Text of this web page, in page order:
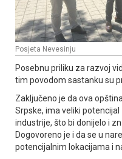
Posjeta Nevesinju
Posebnu priliku za razvoj
tim povodom sastanku su
Zaključeno je da ova
Srpske, ima veliki
industrije, što bi donijelo i
Dogovoreno je i da se u
potencijalnim lokacijama i